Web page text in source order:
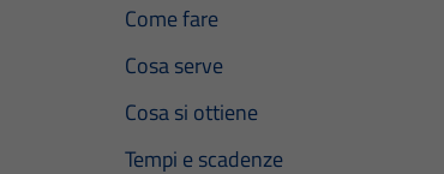
Come fare
Cosa serve
Cosa si ottiene
Tempi e scadenze